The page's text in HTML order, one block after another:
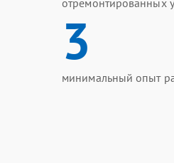
отремонтированных
3
минимальный опыт